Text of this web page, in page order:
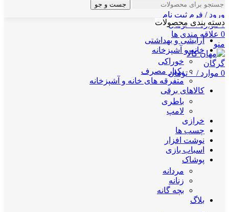
جست و جو
ورود / فرم ثبت نام
0 موارد / ۰ تومان
0 علاقه مندی ها
منو
0 موارد / ۰ تومان
دسته بندی محصولات
آرایشی و بهداشتی
خانه و آشپزخانه
خوراکی
یکبار مصرف
متفرقه های خانه و آشپزخانه
کالاهای برقی
باطری
لامپ
خرازی
چسب ها
نوشت افزار
اسباب بازی
پوشاک
مردانه
زنانه
بچه گانه
بلاگ